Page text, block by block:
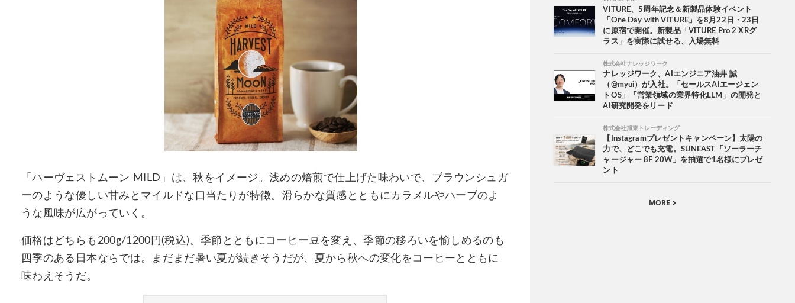
「ハーヴェストムーン MILD」は、秋をイメージ。浅めの焙煎で仕上げた味わいで、ブラウンシュガ
ーのような優しい甘みとマイルドな口当たりが特徴。滑らかな質感とともにカラメルやハーブのよ
うな風味が広がっていく。
価格はどちらも200g/1200円(税込)。季節とともにコーヒー豆を変え、季節の移ろいを愉しめるのも
四季のある日本ならでは。まだまだ暑い夏が続きそうだが、夏から秋への変化をコーヒーとともに
味わえそうだ。
VITURE、5周年記念＆新製品体験イベント
「One Day with VITURE」を8月22日・23日
に原宿で開催。新製品「VITURE Pro 2 XRグ
ラス」を実際に試せる、入場無料
株式会社ナレッジワーク
ナレッジワーク、AIエンジニア油井 誠
（@myui）が入社。「セールスAIエージェン
トOS」「営業領域の業界特化LLM」の開発と
AI研究開発をリード
株式会社旭東トレーディング
【Instagramプレゼントキャンペーン】太陽の
力で、どこでも充電。SUNEAST「ソーラーチ
ャージャー 8F 20W」を抽選で1名様にプレゼ
ント
MORE